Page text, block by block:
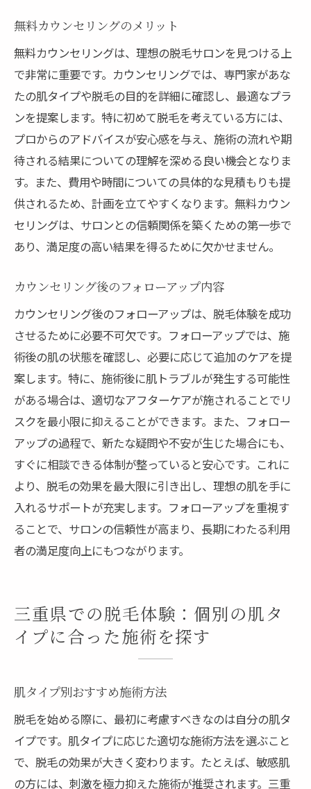
無料カウンセリングのメリット
無料カウンセリングは、理想の脱毛サロンを見つける上
で非常に重要です。カウンセリングでは、専門家があな
たの肌タイプや脱毛の目的を詳細に確認し、最適なプラ
ンを提案します。特に初めて脱毛を考えている方には、
プロからのアドバイスが安心感を与え、施術の流れや期
待される結果についての理解を深める良い機会となりま
す。また、費用や時間についての具体的な見積もりも提
供されるため、計画を立てやすくなります。無料カウン
セリングは、サロンとの信頼関係を築くための第一歩で
あり、満足度の高い結果を得るために欠かせません。
カウンセリング後のフォローアップ内容
カウンセリング後のフォローアップは、脱毛体験を成功
させるために必要不可欠です。フォローアップでは、施
術後の肌の状態を確認し、必要に応じて追加のケアを提
案します。特に、施術後に肌トラブルが発生する可能性
がある場合は、適切なアフターケアが施されることでリ
スクを最小限に抑えることができます。また、フォロー
アップの過程で、新たな疑問や不安が生じた場合にも、
すぐに相談できる体制が整っていると安心です。これに
より、脱毛の効果を最大限に引き出し、理想の肌を手に
入れるサポートが充実します。フォローアップを重視す
ることで、サロンの信頼性が高まり、長期にわたる利用
者の満足度向上にもつながります。
三重県での脱毛体験：個別の肌タ
イプに合った施術を探す
肌タイプ別おすすめ施術方法
脱毛を始める際に、最初に考慮すべきなのは自分の肌タ
イプです。肌タイプに応じた適切な施術方法を選ぶこと
で、脱毛の効果が大きく変わります。たとえば、敏感肌
の方には、刺激を極力抑えた施術が推奨されます。三重